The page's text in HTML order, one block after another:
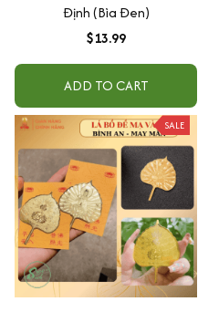
Định (Bìa Đen)
$13.99
ADD TO CART
SALE